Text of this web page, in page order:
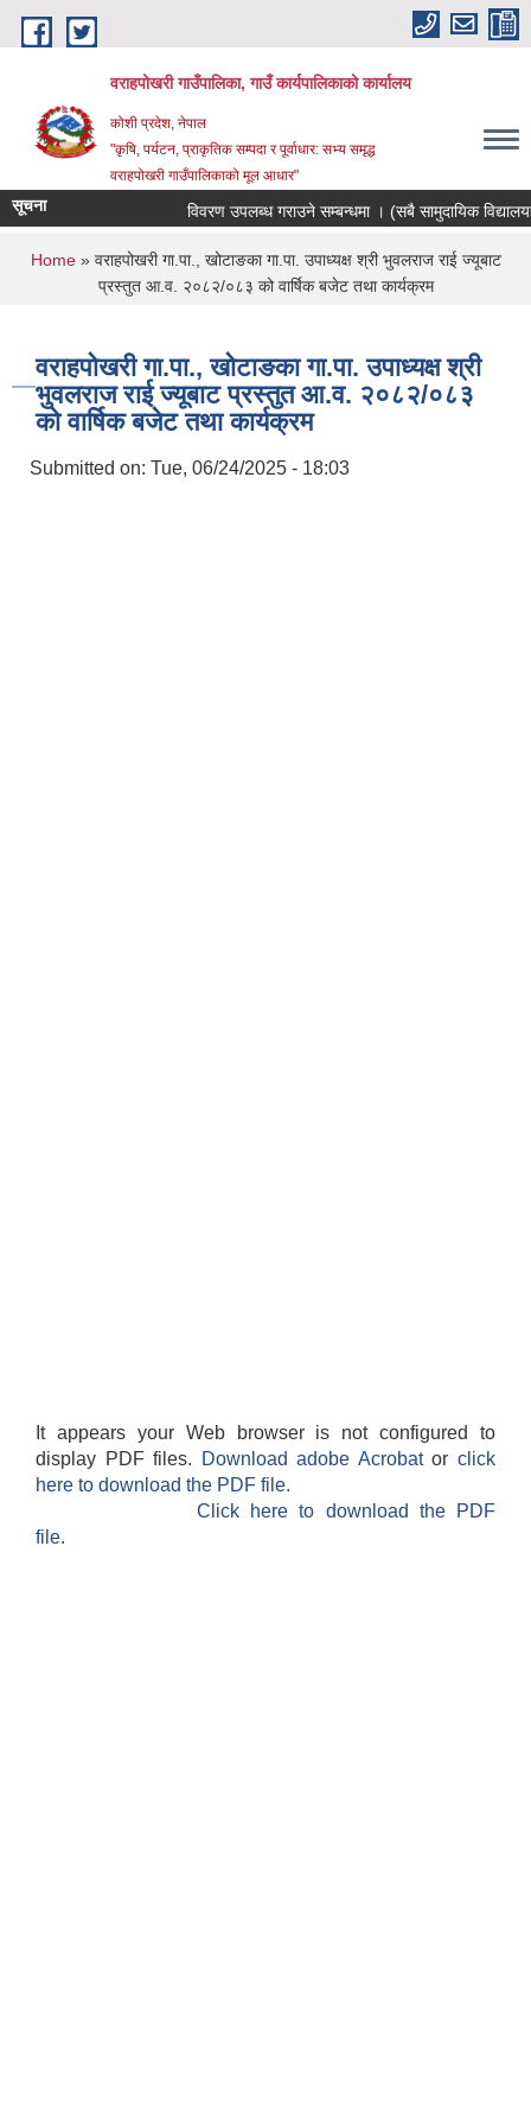
Skip to main content
वराहपोखरी गाउँपालिका, गाउँ कार्यपालिकाको कार्यालय
कोशी प्रदेश, नेपाल
"कृषि, पर्यटन, प्राकृतिक सम्पदा र पूर्वाधार: सभ्य समृद्ध
वराहपोखरी गाउँपालिकाको मूल आधार"
सूचना विवरण उपलब्ध गराउने सम्बन्धमा । (सबै सामुदायिक विद्यालयहरु)
You are here
Home» वराहपोखरी गा.पा., खोटाङका गा.पा. उपाध्यक्ष श्री भुवलराज राई ज्यूबाट
प्रस्तुत आ.व. २०८२/०८३ को वार्षिक बजेट तथा कार्यक्रम
वराहपोखरी गा.पा., खोटाङका गा.पा. उपाध्यक्ष श्री
भुवलराज राई ज्यूबाट प्रस्तुत आ.व. २०८२/०८३
को वार्षिक बजेट तथा कार्यक्रम
Submitted on: Tue, 06/24/2025 - 18:03
It appears your Web browser is not configured to
display PDF files.
Download adobe Acrobatorclick
here to download the PDF file.
Click here to download the PDF
file.